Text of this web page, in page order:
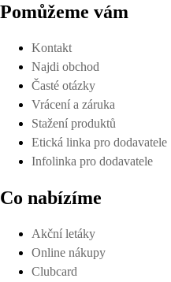
Pomůžeme vám
Kontakt
Najdi obchod
Časté otázky
Vrácení a záruka
Stažení produktů
Etická linka pro dodavatele
Infolinka pro dodavatele
Co nabízíme
Akční letáky
Online nákupy
Clubcard